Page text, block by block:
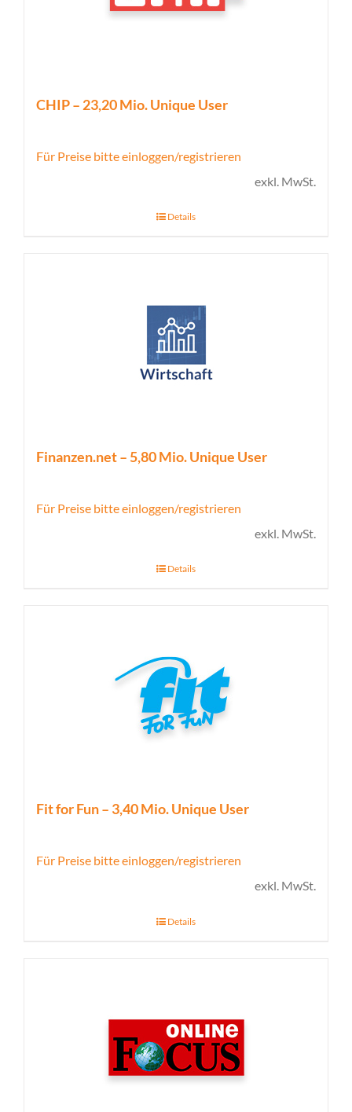
CHIP – 23,20 Mio. Unique User
Für Preise bitte einloggen/registrieren
exkl. MwSt.
Details
Finanzen.net – 5,80 Mio. Unique User
Für Preise bitte einloggen/registrieren
exkl. MwSt.
Details
Fit for Fun – 3,40 Mio. Unique User
Für Preise bitte einloggen/registrieren
exkl. MwSt.
Details